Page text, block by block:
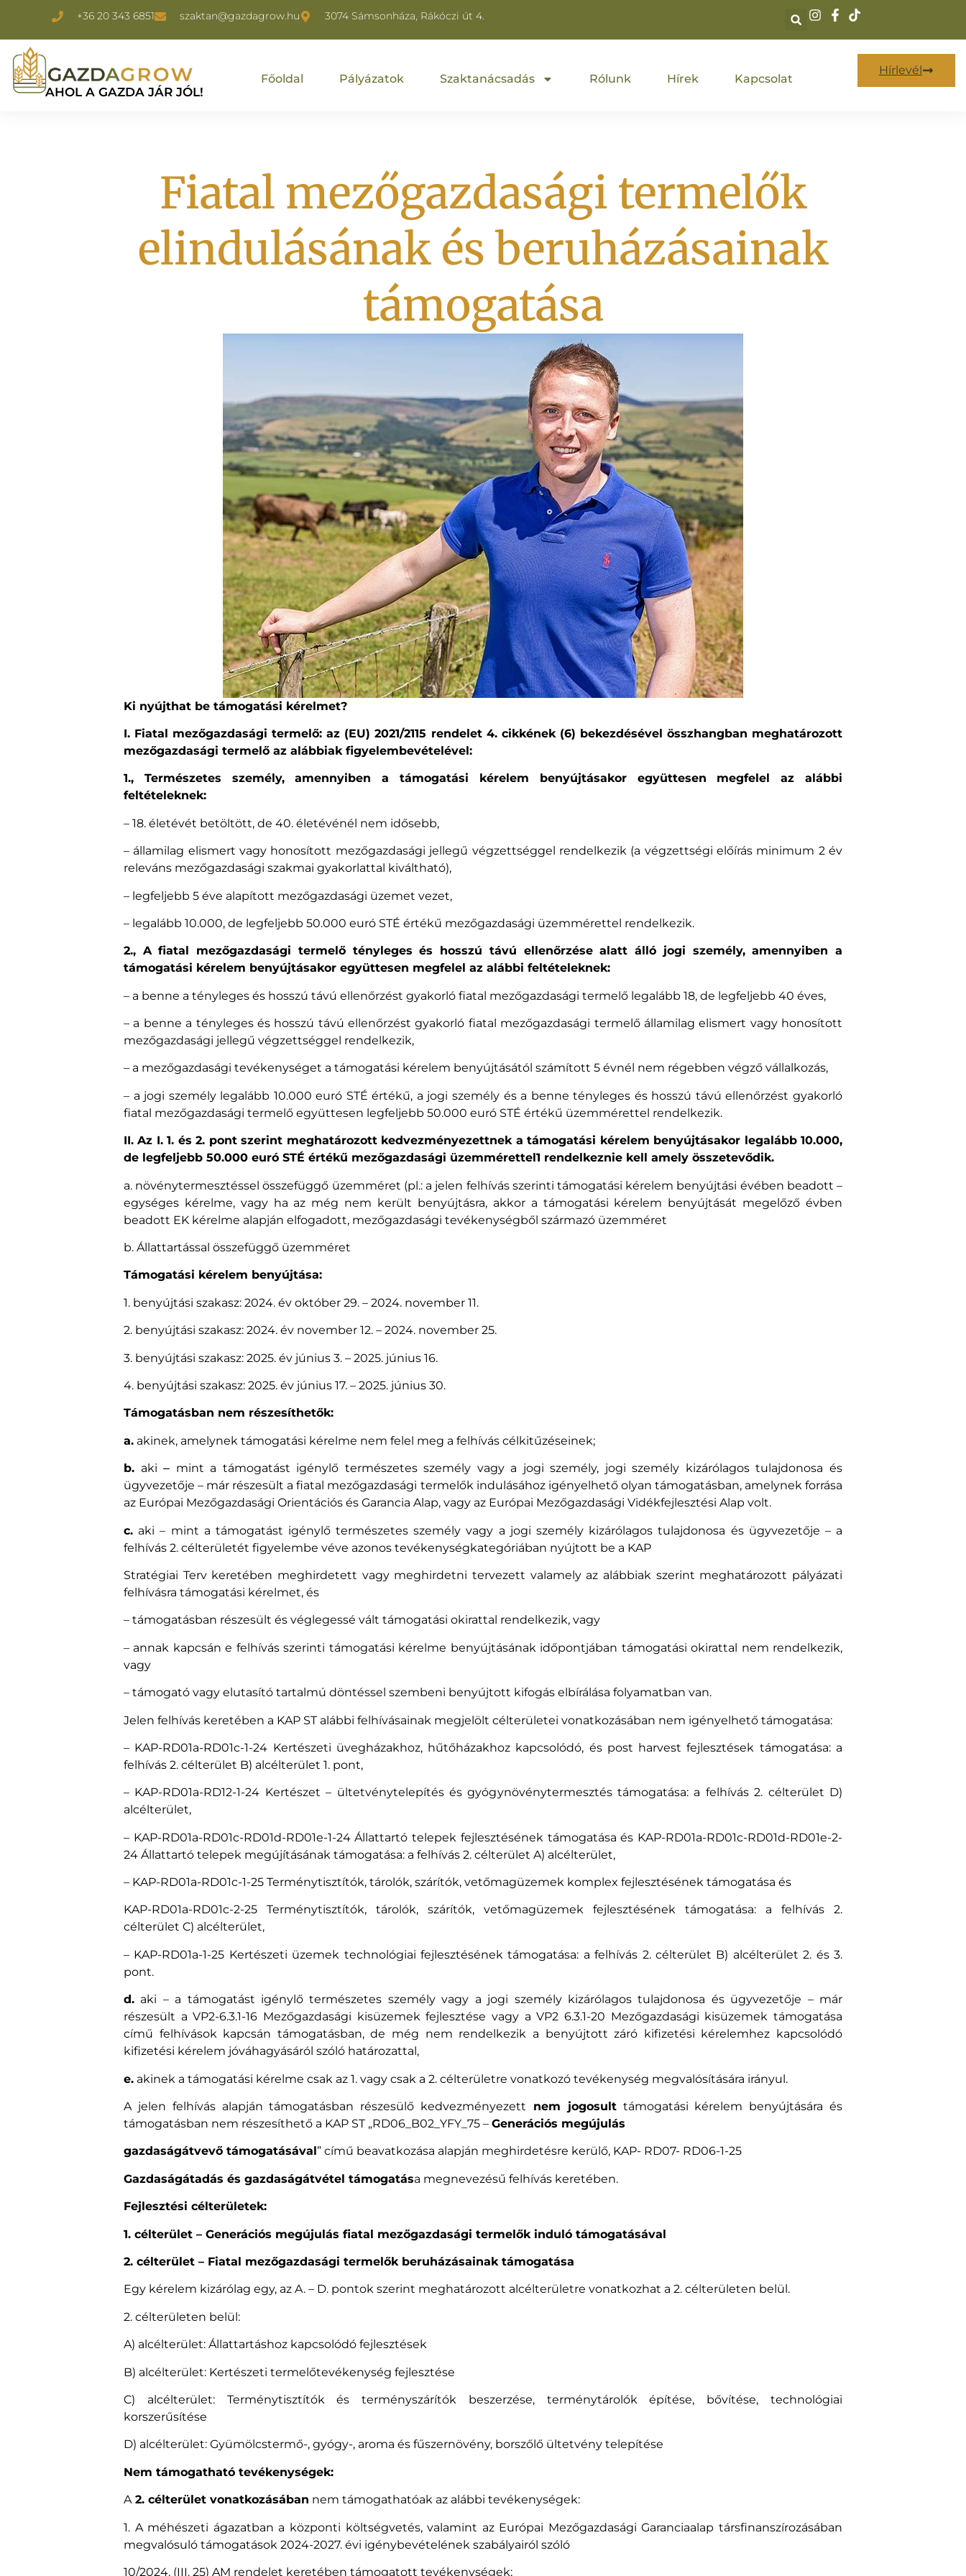
+36 20 343 6851 szaktan@gazdagrow.hu 3074 Sámsonháza, Rákóczi út 4.
Főoldal Pályázatok Szaktanácsadás Rólunk Hírek Kapcsolat
Hírlevél
AHOL A GAZDA JÁR JÓL!
Fiatal mezőgazdasági termelők
elindulásának és beruházásainak
támogatása
Ki nyújthat be támogatási kérelmet?
I. Fiatal mezőgazdasági termelő: az (EU) 2021/2115 rendelet 4. cikkének (6) bekezdésével összhangban meghatározott
mezőgazdasági termelő az alábbiak figyelembevételével:
1., Természetes személy, amennyiben a támogatási kérelem benyújtásakor együttesen megfelel az alábbi
feltételeknek:
– 18. életévét betöltött, de 40. életévénél nem idősebb,
– államilag elismert vagy honosított mezőgazdasági jellegű végzettséggel rendelkezik (a végzettségi előírás minimum 2 év
releváns mezőgazdasági szakmai gyakorlattal kiváltható),
– legfeljebb 5 éve alapított mezőgazdasági üzemet vezet,
– legalább 10.000, de legfeljebb 50.000 euró STÉ értékű mezőgazdasági üzemmérettel rendelkezik.
2., A fiatal mezőgazdasági termelő tényleges és hosszú távú ellenőrzése alatt álló jogi személy, amennyiben a
támogatási kérelem benyújtásakor együttesen megfelel az alábbi feltételeknek:
– a benne a tényleges és hosszú távú ellenőrzést gyakorló fiatal mezőgazdasági termelő legalább 18, de legfeljebb 40 éves,
– a benne a tényleges és hosszú távú ellenőrzést gyakorló fiatal mezőgazdasági termelő államilag elismert vagy honosított
mezőgazdasági jellegű végzettséggel rendelkezik,
– a mezőgazdasági tevékenységet a támogatási kérelem benyújtásától számított 5 évnél nem régebben végző vállalkozás,
– a jogi személy legalább 10.000 euró STÉ értékű, a jogi személy és a benne tényleges és hosszú távú ellenőrzést gyakorló
fiatal mezőgazdasági termelő együttesen legfeljebb 50.000 euró STÉ értékű üzemmérettel rendelkezik.
II. Az I. 1. és 2. pont szerint meghatározott kedvezményezettnek a támogatási kérelem benyújtásakor legalább 10.000,
de legfeljebb 50.000 euró STÉ értékű mezőgazdasági üzemmérettel1 rendelkeznie kell amely összetevődik.
a. növénytermesztéssel összefüggő üzemméret (pl.: a jelen felhívás szerinti támogatási kérelem benyújtási évében beadott –
egységes kérelme, vagy ha az még nem került benyújtásra, akkor a támogatási kérelem benyújtását megelőző évben
beadott EK kérelme alapján elfogadott, mezőgazdasági tevékenységből származó üzemméret
b. Állattartással összefüggő üzemméret
Támogatási kérelem benyújtása:
1. benyújtási szakasz: 2024. év október 29. – 2024. november 11.
2. benyújtási szakasz: 2024. év november 12. – 2024. november 25.
3. benyújtási szakasz: 2025. év június 3. – 2025. június 16.
4. benyújtási szakasz: 2025. év június 17. – 2025. június 30.
Támogatásban nem részesíthetők:
a. akinek, amelynek támogatási kérelme nem felel meg a felhívás célkitűzéseinek;
b. aki ‒ mint a támogatást igénylő természetes személy vagy a jogi személy, jogi személy kizárólagos tulajdonosa és
ügyvezetője – már részesült a fiatal mezőgazdasági termelők indulásához igényelhető olyan támogatásban, amelynek forrása
az Európai Mezőgazdasági Orientációs és Garancia Alap, vagy az Európai Mezőgazdasági Vidékfejlesztési Alap volt.
c. aki – mint a támogatást igénylő természetes személy vagy a jogi személy kizárólagos tulajdonosa és ügyvezetője – a
felhívás 2. célterületét figyelembe véve azonos tevékenységkategóriában nyújtott be a KAP
Stratégiai Terv keretében meghirdetett vagy meghirdetni tervezett valamely az alábbiak szerint meghatározott pályázati
felhívásra támogatási kérelmet, és
– támogatásban részesült és véglegessé vált támogatási okirattal rendelkezik, vagy
– annak kapcsán e felhívás szerinti támogatási kérelme benyújtásának időpontjában támogatási okirattal nem rendelkezik,
vagy
– támogató vagy elutasító tartalmú döntéssel szembeni benyújtott kifogás elbírálása folyamatban van.
Jelen felhívás keretében a KAP ST alábbi felhívásainak megjelölt célterületei vonatkozásában nem igényelhető támogatása:
– KAP-RD01a-RD01c-1-24 Kertészeti üvegházakhoz, hűtőházakhoz kapcsolódó, és post harvest fejlesztések támogatása: a
felhívás 2. célterület B) alcélterület 1. pont,
– KAP-RD01a-RD12-1-24 Kertészet – ültetvénytelepítés és gyógynövénytermesztés támogatása: a felhívás 2. célterület D)
alcélterület,
– KAP-RD01a-RD01c-RD01d-RD01e-1-24 Állattartó telepek fejlesztésének támogatása és KAP-RD01a-RD01c-RD01d-RD01e-2-
24 Állattartó telepek megújításának támogatása: a felhívás 2. célterület A) alcélterület,
– KAP-RD01a-RD01c-1-25 Terménytisztítók, tárolók, szárítók, vetőmagüzemek komplex fejlesztésének támogatása és
KAP-RD01a-RD01c-2-25 Terménytisztítók, tárolók, szárítók, vetőmagüzemek fejlesztésének támogatása: a felhívás 2.
célterület C) alcélterület,
– KAP-RD01a-1-25 Kertészeti üzemek technológiai fejlesztésének támogatása: a felhívás 2. célterület B) alcélterület 2. és 3.
pont.
d. aki – a támogatást igénylő természetes személy vagy a jogi személy kizárólagos tulajdonosa és ügyvezetője – már
részesült a VP2-6.3.1-16 Mezőgazdasági kisüzemek fejlesztése vagy a VP2 6.3.1-20 Mezőgazdasági kisüzemek támogatása
című felhívások kapcsán támogatásban, de még nem rendelkezik a benyújtott záró kifizetési kérelemhez kapcsolódó
kifizetési kérelem jóváhagyásáról szóló határozattal,
e. akinek a támogatási kérelme csak az 1. vagy csak a 2. célterületre vonatkozó tevékenység megvalósítására irányul.
A jelen felhívás alapján támogatásban részesülő kedvezményezett nem jogosulttámogatási kérelem benyújtására és
támogatásban nem részesíthető a KAP ST „RD06_B02_YFY_75 – Generációs megújulás
gazdaságátvevő támogatásával” című beavatkozása alapján meghirdetésre kerülő, KAP- RD07- RD06-1-25
Gazdaságátadás és gazdaságátvétel támogatása megnevezésű felhívás keretében.
Fejlesztési célterületek:
1. célterület – Generációs megújulás fiatal mezőgazdasági termelők induló támogatásával
2. célterület – Fiatal mezőgazdasági termelők beruházásainak támogatása
Egy kérelem kizárólag egy, az A. – D. pontok szerint meghatározott alcélterületre vonatkozhat a 2. célterületen belül.
2. célterületen belül:
A) alcélterület: Állattartáshoz kapcsolódó fejlesztések
B) alcélterület: Kertészeti termelőtevékenység fejlesztése
C) alcélterület: Terménytisztítók és terményszárítók beszerzése, terménytárolók építése, bővítése, technológiai
korszerűsítése
D) alcélterület: Gyümölcstermő-, gyógy-, aroma és fűszernövény, borszőlő ültetvény telepítése
Nem támogatható tevékenységek:
A2. célterület vonatkozásában nem támogathatóak az alábbi tevékenységek:
1. A méhészeti ágazatban a központi költségvetés, valamint az Európai Mezőgazdasági Garanciaalap társfinanszírozásában
megvalósuló támogatások 2024-2027. évi igénybevételének szabályairól szóló
10/2024. (III. 25) AM rendelet keretében támogatott tevékenységek;